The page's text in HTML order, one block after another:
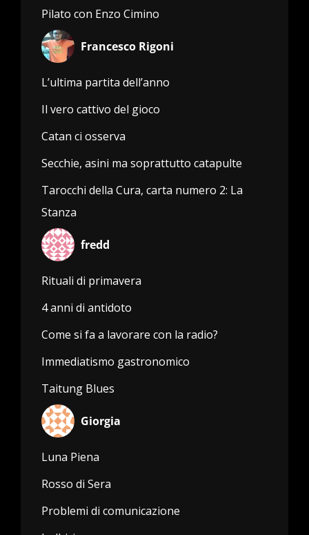
Pilato con Enzo Cimino
Francesco Rigoni
L’ultima partita dell’anno
Il vero cattivo del gioco
Catan ci osserva
Secchie, asini ma soprattutto catapulte
Tarocchi della Cura, carta numero 2: La
Stanza
fredd
Rituali di primavera
4 anni di antidoto
Come si fa a lavorare con la radio?
Immediatismo gastronomico
Taitung Blues
Giorgia
Luna Piena
Rosso di Sera
Problemi di comunicazione